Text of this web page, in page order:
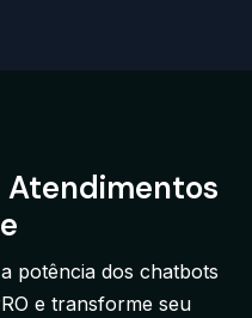
Atendimentos
potência dos chatbots
e transforme seu